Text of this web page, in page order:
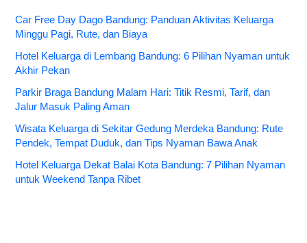
Car Free Day Dago Bandung: Panduan Aktivitas Keluarga
Minggu Pagi, Rute, dan Biaya
Hotel Keluarga di Lembang Bandung: 6 Pilihan Nyaman untuk
Akhir Pekan
Parkir Braga Bandung Malam Hari: Titik Resmi, Tarif, dan
Jalur Masuk Paling Aman
Wisata Keluarga di Sekitar Gedung Merdeka Bandung: Rute
Pendek, Tempat Duduk, dan Tips Nyaman Bawa Anak
Hotel Keluarga Dekat Balai Kota Bandung: 7 Pilihan Nyaman
untuk Weekend Tanpa Ribet